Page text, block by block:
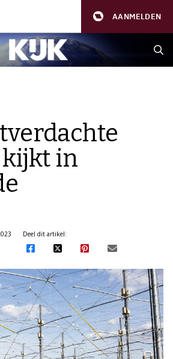
AANMELDEN
kijkt in
Deel dit artikel: